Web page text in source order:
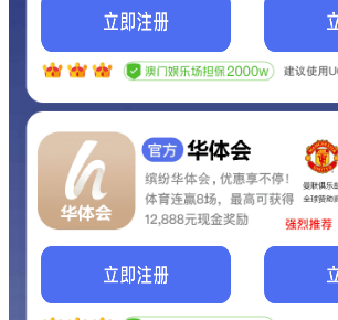
我们的网站正在建
它将是非常棒的网
联系我们!